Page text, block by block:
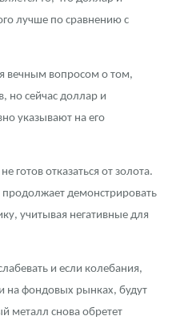
лучше по сравнению с
вечным вопросом о том,
но сейчас доллар и
указывают на его
готов отказаться от золота.
демонстрировать
учитывая негативные для
и если колебания,
на фондовых рынках, будут
металл снова обретет